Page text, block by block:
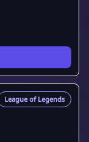
League of Legends